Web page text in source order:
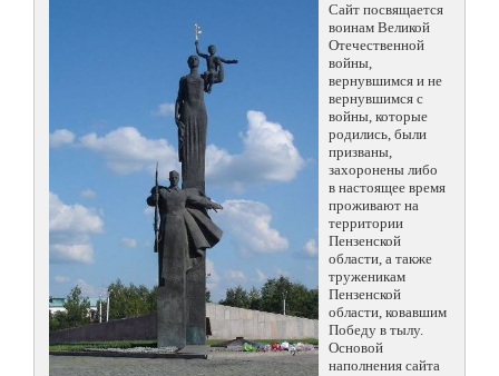
Сайт посвящается
воинам Великой
Отечественной
войны,
вернувшимся и не
вернувшимся с
войны, которые
родились, были
призваны,
захоронены либо
в настоящее время
проживают на
территории
Пензенской
области, а также
труженикам
Пензенской
области, ковавшим
Победу в тылу.
Основой
наполнения сайта